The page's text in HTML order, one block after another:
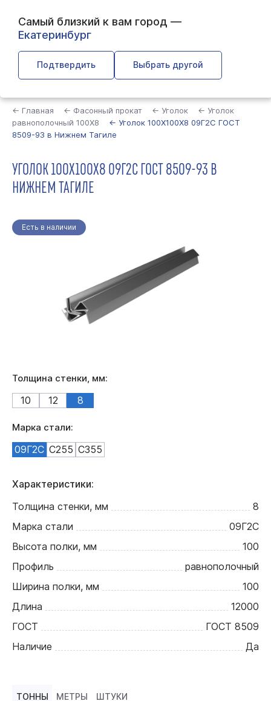
Самый близкий к вам город —
Екатеринбург
Подтвердить Выбрать другой
← Главная ← Фасонный прокат ← Уголок
← Уголок
равнополочный 100Х8
← Уголок 100Х100Х8 09Г2С ГОСТ
8509-93 в Нижнем Тагиле
УГОЛОК 100Х100Х8 09Г2С ГОСТ 8509-93 В
НИЖНЕМ ТАГИЛЕ
Есть в наличии
Толщина стенки, мм:
10 12 8
Марка стали:
09Г2С С255 С355
Характеристики:
Толщина стенки, мм
8
Марка стали
09Г2С
Высота полки, мм
100
Профиль
равнополочный
Ширина полки, мм
100
Длина
12000
ГОСТ
ГОСТ 8509
Наличие
Да
ТОННЫ МЕТРЫ ШТУКИ